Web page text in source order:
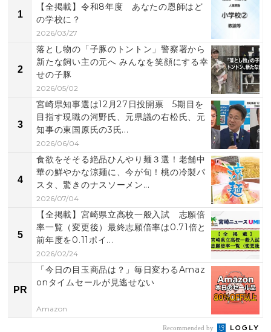
1
【全掲載】令和8年度 あなたの恩師はど
の学校に？
2026/03/27
2
落とし物の「子豚のトントン」警察署から
新たな飼い主の元へ みんなを笑顔にする幸
せの子豚
2026/05/02
3
宮崎県知事選は12月27日投開票 5期目を
目指す現職の河野氏、元県議の右松氏、元
知事の東国原氏の3氏...
2026/06/04
4
食欲をそそる絶品ひんやり麺３選！老舗中
華の鮮やかな涼麺に、今が旬！桃の冷製パ
スタ、驚きのナスソーメン...
2026/07/04
5
【全掲載】宮崎県立高校一般入試 志願倍
率一覧（変更後）最終志願倍率は0.71倍と
前年度を0.11ポイ...
2026/02/24
PR
「今日の目玉商品は？」毎日変わるAmaz
onタイムセールが見逃せない
Amazon
Recommended by